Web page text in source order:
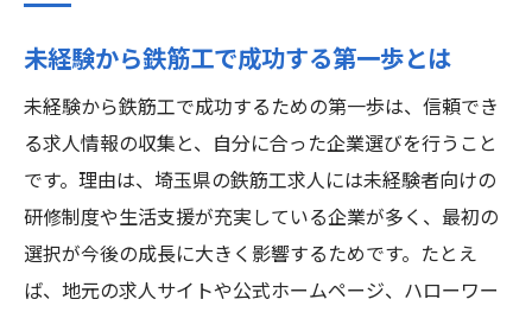
未経験から鉄筋工で成功する第一歩とは
未経験から鉄筋工で成功するための第一歩は、信頼でき
る求人情報の収集と、自分に合った企業選びを行うこと
です。理由は、埼玉県の鉄筋工求人には未経験者向けの
研修制度や生活支援が充実している企業が多く、最初の
選択が今後の成長に大きく影響するためです。たとえ
ば、地元の求人サイトや公式ホームページ、ハローワー